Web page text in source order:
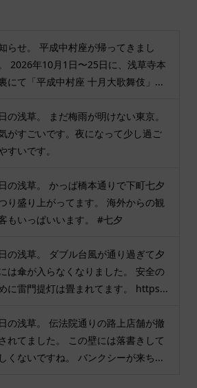
らせ。 平成中村座が帰ってきまし
2026年10月1日〜25日に、浅草寺本
にて「平成中村座 十月大歌舞伎」...
の浅草。 まだ梅雨が明けない東京。
がすごいです。夜になって少し過ご
すいです。
の浅草。 かっぱ橋本通りで下町七夕
り盛り上がってます。 海外からの観
もいっぱいいます。 #七夕
の浅草。 ダブル台風が通り過ぎて夕
は傘が入らなくなりました。 安全の
に雷門提灯は畳まれてます。 https...
の浅草。 伝法院通りの路上店舗が撤
れてました。 この壁には落書きして
くないですね。 バンクシーが来ち...